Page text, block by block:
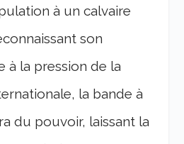
à un calvaire
son
à la pression de la
la bande à
du pouvoir, laissant la